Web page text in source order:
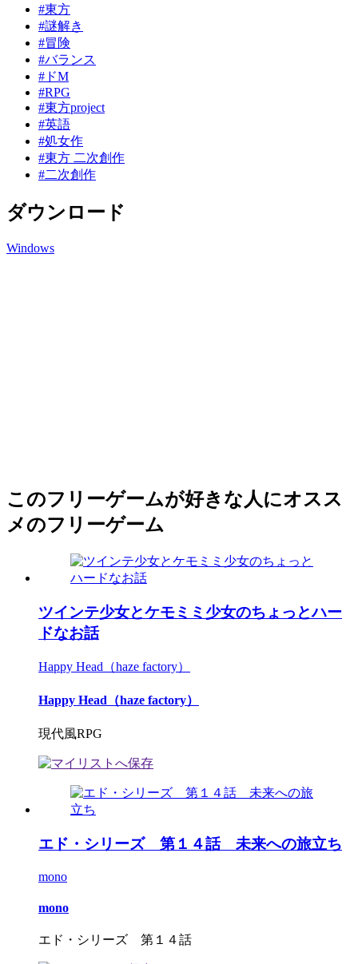
#東方
#謎解き
#冒険
#バランス
#ドM
#RPG
#東方project
#英語
#処女作
#東方 二次創作
#二次創作
ダウンロード
Windows
このフリーゲームが好きな人にオスス
メのフリーゲーム
ツインテ少女とケモミミ少女のちょっとハー
ドなお話
Happy Head（haze factory）
Happy Head（haze factory）
現代風RPG
エド・シリーズ 第１４話 未来への旅立ち
mono
mono
エド・シリーズ 第１４話